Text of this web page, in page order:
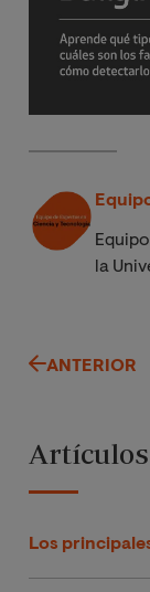
la
ANTERIOR
Los